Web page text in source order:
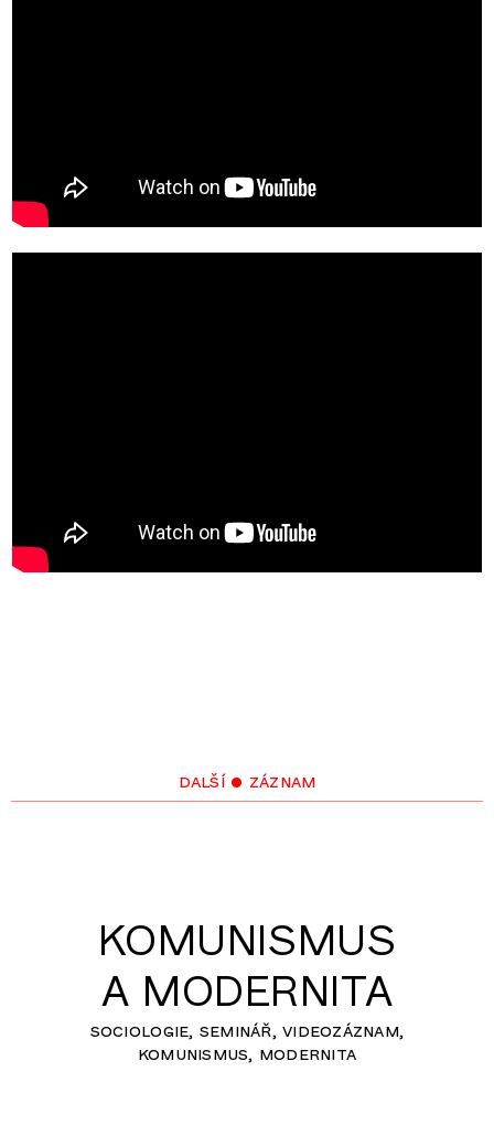
https://www.youtube.com/watch?
v=yGpy0vgbvHA
https://www.youtube.com/watch?
v=z72mJypO9aY
další • záznam
KOMUNISMUS
A MODERNITA
sociologie seminář videozáznam
komunismus modernita